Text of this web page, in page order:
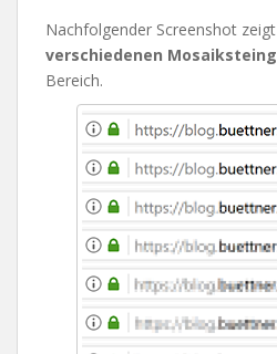
Nachfolgender Screenshot
verschiedenen
Bereich.